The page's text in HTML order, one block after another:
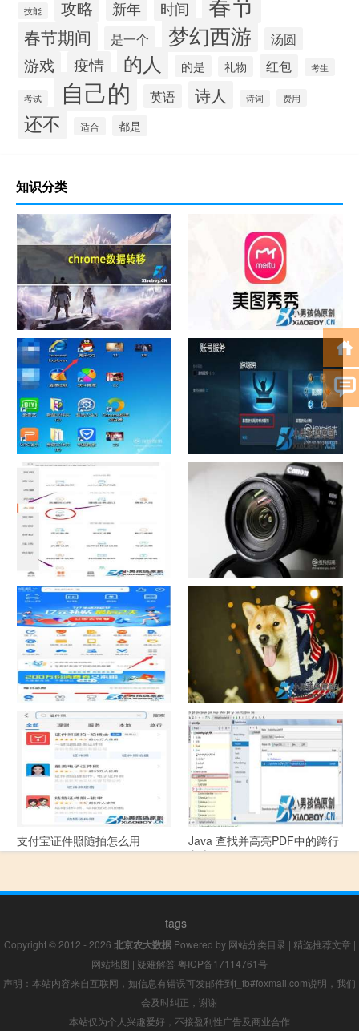
技能 攻略 新年 时间
春节期间 是一个 梦幻西游 汤圆
游戏 疫情 的人 的是 礼物 红包 考生
考试 自己的 英语 诗人 诗词 费用
还不 适合 都是
知识分类
chrome数据转移 怎样给照片换背景
如何看认识QQ好友具体多少天
了
战网怎么修改昵称？
中国联通手机营业厅销户操作
指引
摄影作品的欣赏方法
支付宝怎么拍违章挣钱？
宠物定位器app开发可以解决哪
些问题？
支付宝证件照随拍怎么用
Java 查找并高亮PDF中的跨行
文本
tags
Copyright © 2012 - 2026 北京农大数据Powered by 网站分类目录 | 精选推荐文章 |
网站地图 | 疑难解答 粤ICP备17114761号
声明：本站内容来自互联网，如信息有错误可发邮件到f_fb#foxmail.com说明，我们
会及时纠正，谢谢
本站仅为个人兴趣爱好，不接盈利性广告及商业合作